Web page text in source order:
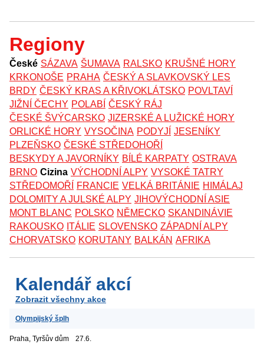
Regiony
České SÁZAVA ŠUMAVA RALSKO KRUŠNÉ HORY
KRKONOŠE PRAHA ČESKÝ A SLAVKOVSKÝ LES
BRDY ČESKÝ KRAS A KŘIVOKLÁTSKO POVLTAVÍ
JIŽNÍ ČECHY POLABÍ ČESKÝ RÁJ
ČESKÉ ŠVÝCARSKO JIZERSKÉ A LUŽICKÉ HORY
ORLICKÉ HORY VYSOČINA PODYJÍ JESENÍKY
PLZEŇSKO ČESKÉ STŘEDOHOŘÍ
BESKYDY A JAVORNÍKY BÍLÉ KARPATY OSTRAVA
BRNO Cizina VÝCHODNÍ ALPY VYSOKÉ TATRY
STŘEDOMOŘÍ
FRANCIE VELKÁ BRITÁNIE HIMÁLAJ
DOLOMITY A JULSKÉ ALPY JIHOVÝCHODNÍ ASIE
MONT BLANC POLSKO NĚMECKO SKANDINÁVIE
RAKOUSKO ITÁLIE SLOVENSKO ZÁPADNÍ ALPY
CHORVATSKO KORUTANY BALKÁN AFRIKA
Kalendář akcí
Zobrazit všechny akce
Olympijský šplh
Praha, Tyršův dům 27.6.